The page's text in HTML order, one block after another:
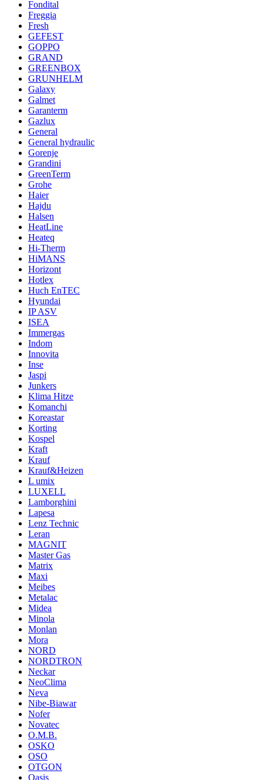
Fondital
Freggia
Fresh
GEFEST
GOPPO
GRAND
GREENBOX
GRUNHELM
Galaxy
Galmet
Garanterm
Gazlux
General
General hydraulic
Gorenje
Grandini
GreenTerm
Grohe
Haier
Hajdu
Halsen
HeatLine
Heateq
Hi-Therm
HiMANS
Horizont
Hotlex
Huch EnTEC
Hyundai
IP ASV
ISEA
Immergas
Indom
Innovita
Inse
Jaspi
Junkers
Klima Hitze
Komanchi
Koreastar
Korting
Kospel
Kraft
Krauf
Krauf&Heizen
L umix
LUXELL
Lamborghini
Lapesa
Lenz Technic
Leran
MAGNIT
Master Gas
Matrix
Maxi
Meibes
Metalac
Midea
Minola
Monlan
Mora
NORD
NORDTRON
Neckar
NeoClima
Neva
Nibe-Biawar
Nofer
Novatec
O.M.B.
OSKO
OSO
OTGON
Oasis